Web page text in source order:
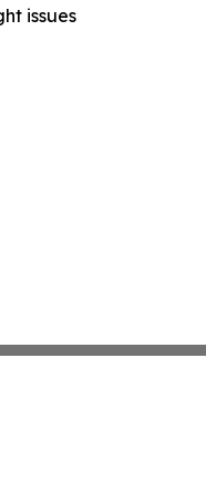
issues